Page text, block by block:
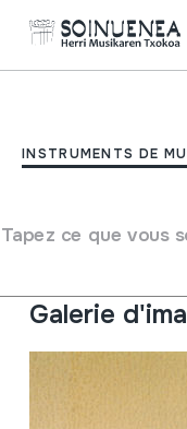
INSTRUMENTS DE
Tapez ce que vous
Auteur
Ez dakigu.
Galerie